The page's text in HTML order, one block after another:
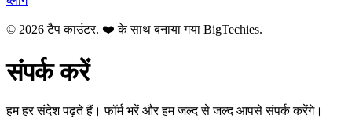
© 2026 टैप काउंटर. ❤️ के साथ बनाया गया BigTechies.
संपर्क करें
हम हर संदेश पढ़ते हैं। फॉर्म भरें और हम जल्द से जल्द आपसे संपर्क करेंगे।